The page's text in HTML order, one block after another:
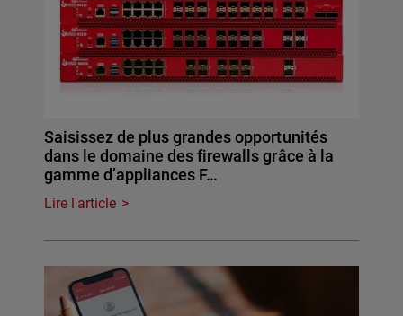
Saisissez de plus grandes opportunités
dans le domaine des firewalls grâce à la
gamme d’appliances F…
Lire l'article